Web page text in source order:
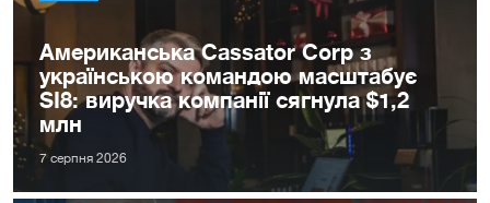
Американська Cassator Corp з
українською командою масштабує
SI8: виручка компанії сягнула $1,2
млн
7 серпня 2026